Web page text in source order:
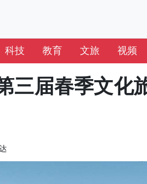
科技 教育 文旅 视频
三届春季文化